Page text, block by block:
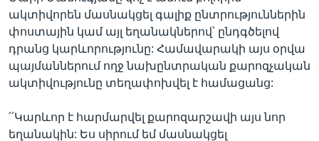
ակտիվորեն մասնակցել գալիք ընտրություններին
փոստային կամ այլ եղանակներով՝ ընդգծելով
դրանց կարևորությունը: Համավարակի այս օրվա
պայմաններում ողջ նախընտրական քարոզչական
ակտիվությունը տեղափոխվել է համացանց:
՛՛Կարևոր է հարմարվել քարոզարշավի այս նոր
եղանակին: Ես սիրում եմ մասնակցել